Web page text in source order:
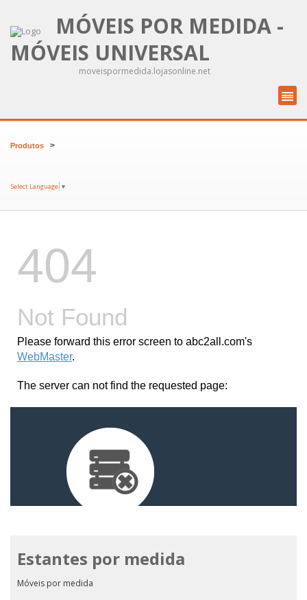
MÓVEIS POR MEDIDA -
MÓVEIS UNIVERSAL
moveispormedida.lojasonline.net
Produtos >
Select Language ▼
Estantes por medida
Móveis por medida